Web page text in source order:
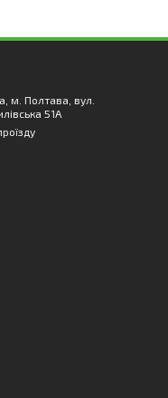
м. Полтава, вул.
51А